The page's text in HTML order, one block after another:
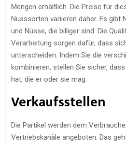
Mengen erhältlich. Die Preise für
Nusssorten variieren daher. Es gibt
und Nüsse, die billiger sind. Die
Verarbeitung sorgen dafür, dass
unterscheiden. Indem Sie die
kombinieren, stellen Sie sicher,
hat, die er oder sie mag.
Verkaufsstellen
Die Partikel werden dem
Vertriebskanäle angeboten. Das